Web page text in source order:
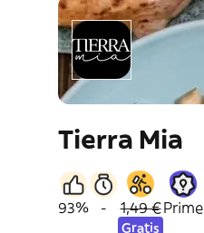
Tierra Mia
93% - 1,49 €
Gratis
Prime